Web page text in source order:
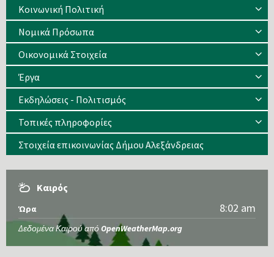
Κοινωνική Πολιτική
Νομικά Πρόσωπα
Οικονομικά Στοιχεία
Έργα
Εκδηλώσεις - Πολιτισμός
Τοπικές πληροφορίες
Στοιχεία επικοινωνίας Δήμου Αλεξάνδρειας
Καιρός
Ώρα 8:02 am
Δεδομένα Καιρού από OpenWeatherMap.org